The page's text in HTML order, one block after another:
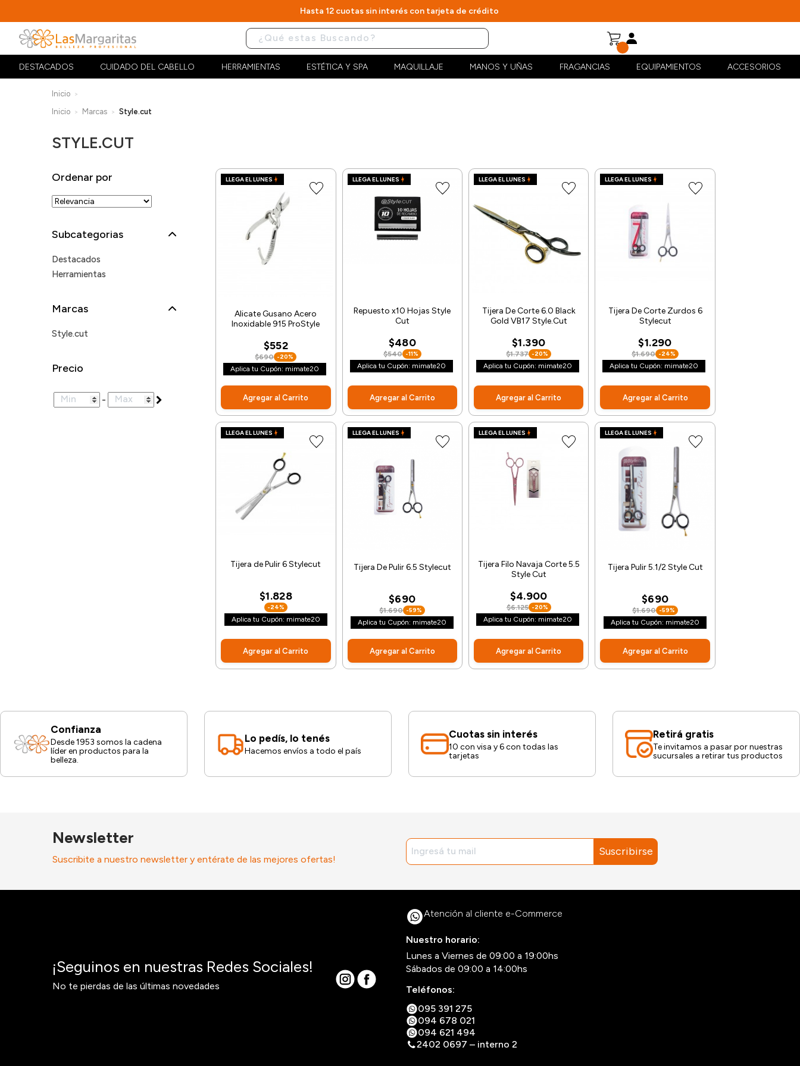
Hasta 12 cuotas sin interés con tarjeta de crédito
DESTACADOS CUIDADO DEL CABELLO HERRAMIENTAS ESTÉTICA Y SPA MAQUILLAJE MANOS Y UÑAS FRAGANCIAS EQUIPAMIENTOS ACCESORIOS
Inicio
Inicio
Marcas Style.cut
STYLE.CUT
Ordenar por
Subcategorias
Destacados
Herramientas
Marcas
Style.cut
Precio
-
LLEGA EL LUNES
Alicate Gusano Acero
Inoxidable 915 ProStyle
$552
$690 -20%
Aplica tu Cupón: mimate20
Agregar al Carrito
LLEGA EL LUNES
Repuesto x10 Hojas Style
Cut
$480
$540 -11%
Aplica tu Cupón: mimate20
Agregar al Carrito
LLEGA EL LUNES
Tijera De Corte 6.0 Black
Gold VB17 Style.Cut
$1.390
$1.737 -20%
Aplica tu Cupón: mimate20
Agregar al Carrito
LLEGA EL LUNES
Tijera De Corte Zurdos 6
Stylecut
$1.290
$1.690 -24%
Aplica tu Cupón: mimate20
Agregar al Carrito
LLEGA EL LUNES
Tijera de Pulir 6 Stylecut
$1.828
-24%
Aplica tu Cupón: mimate20
Agregar al Carrito
LLEGA EL LUNES
Tijera De Pulir 6.5 Stylecut
$690
$1.690 -59%
Aplica tu Cupón: mimate20
Agregar al Carrito
LLEGA EL LUNES
Tijera Filo Navaja Corte 5.5
Style Cut
$4.900
$6.125 -20%
Aplica tu Cupón: mimate20
Agregar al Carrito
LLEGA EL LUNES
Tijera Pulir 5.1/2 Style Cut
$690
$1.690 -59%
Aplica tu Cupón: mimate20
Agregar al Carrito
Confianza
Desde 1953 somos la cadena
líder en productos para la
belleza.
Lo pedís, lo tenés
Hacemos envíos a todo el país
Cuotas sin interés
10 con visa y 6 con todas las
tarjetas
Retirá gratis
Te invitamos a pasar por nuestras
sucursales a retirar tus productos
Newsletter
Suscribite a nuestro newsletter y entérate de las mejores ofertas!
Suscribirse
¡Seguinos en nuestras Redes Sociales!
No te pierdas de las últimas novedades
Atención al cliente e-Commerce
Nuestro horario:
Lunes a Viernes de 09:00 a 19:00hs
Sábados de 09:00 a 14:00hs
Teléfonos:
095 391 275
094 678 021
094 621 494
2402 0697 – interno 2